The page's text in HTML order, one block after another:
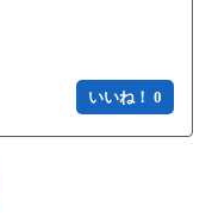
いいね！ 0